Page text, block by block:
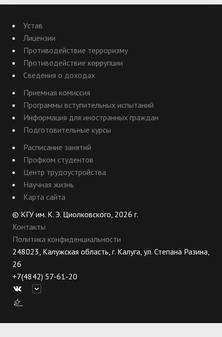
Устав
Лицензии
Противодействие терроризму
Противодействие коррупции
Сведения о доходах
Приемная комиссия
Программы вступительных испытаний
Информация для иностранных граждан
Подготовительные курсы
Расписание занятий
Профком студентов
Центр трудоустройства
Научная жизнь
Карта сайта
© КГУ им. К. Э. Циолковского, 2026 г.
Контакты
Политика конфиденциальности
248023, Калужская область, г. Калуга, ул. Степана Разина,
26
+7(4842) 57-61-20